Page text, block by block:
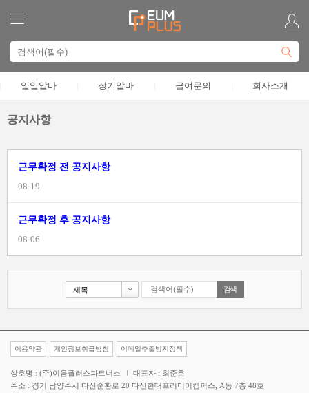
일일알바 장기알바 급여문의 회사소개
공지사항
근무확정 전 공지사항
08-19
근무확정 후 공지사항
08-06
이용약관 개인정보취급방침 이메일추출방지정책
상호명 : (주)이음플러스파트너스
대표자 : 최준호
주소 : 경기 남양주시 다산순환로 20 다산현대프리미어캠퍼스, A동 7층 48호